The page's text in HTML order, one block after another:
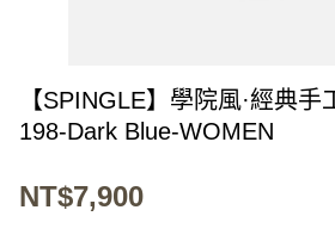
【SPINGLE】學院風·經典手
198-Dark Blue-WOMEN
NT$7,900